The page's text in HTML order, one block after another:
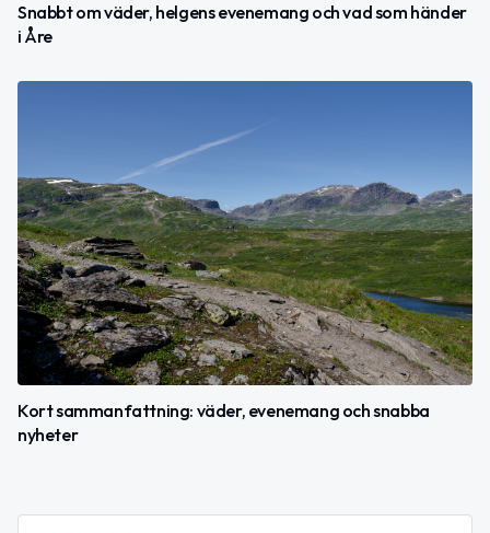
Snabbt om väder, helgens evenemang och vad som händer
i Åre
Kort sammanfattning: väder, evenemang och snabba
nyheter